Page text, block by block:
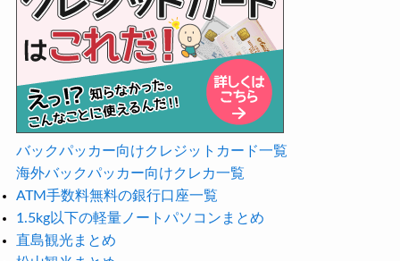
バックパッカー向けクレジットカード一覧
海外バックパッカー向けクレカ一覧
ATM手数料無料の銀行口座一覧
1.5kg以下の軽量ノートパソコンまとめ
直島観光まとめ